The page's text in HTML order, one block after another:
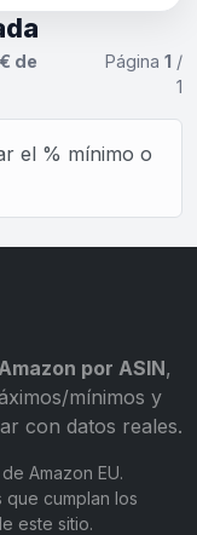
€ de
Página 1 /
1
el % mínimo o
por ASIN,
mínimos y
con datos reales.
Amazon EU.
cumplan los
este sitio.